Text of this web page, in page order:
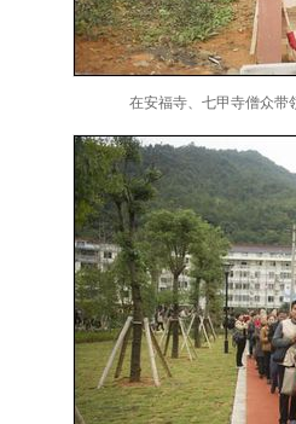
在安福寺、七甲寺僧众带